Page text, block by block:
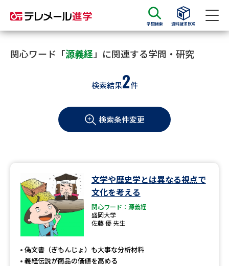
学問検索 資料請求BOX
資料請求 資料検索
大学・短大の資料種類から請求
学部・学科パンフ
過去問題集
大学・短大以外の資料から請求
専門学校の資料請求 大学院の資料請求
留学・進学関連、塾・予備校
大学入学共通テスト「受験案
関心ワード「源義経 」に関連する学問・研究
検索結果2件
検索条件変更
文学や歴史学とは異なる視点で
文化を考える
関心ワード：源義経
盛岡大学
佐藤 優 先生
偽文書（ぎもんじょ）も大事な分析材料
義経伝説が商品の価値を高める